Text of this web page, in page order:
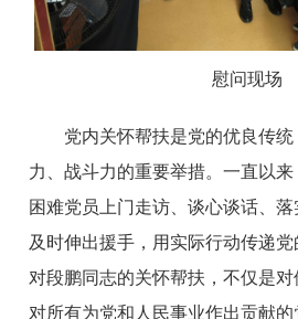
慰问现场
党内关怀帮扶是党的优良传
力、战斗力的重要举措。一直以
困难党员上门走访、谈心谈话、落
及时伸出援手，用实际行动传递党
对段鹏同志的关怀帮扶，不仅是
对所有为党和人民事业作出贡献